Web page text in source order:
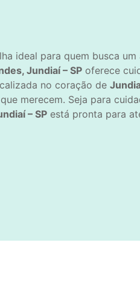
ideal para quem busca um
Jundiaí – SPoferece
no coração de
merecem. Seja para
– SPestá pronta para